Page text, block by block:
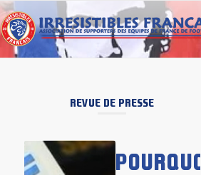
REVUE DE PRESSE
POURQUOI